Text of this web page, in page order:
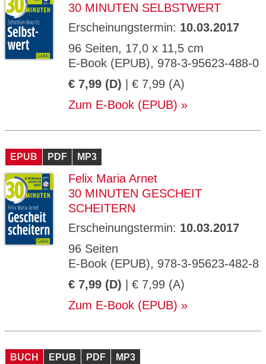
30 MINUTEN SELBSTWERT
Erscheinungstermin: 10.03.2017
96 Seiten, 17,0 x 11,5 cm
E-Book (EPUB), 978-3-95623-488-0
€ 7,99 (D) | € 7,99 (A)
Zum E-Book (EPUB)
EPUB PDF MP3
Felix Maria Arnet
30 MINUTEN GESCHEIT
SCHEITERN
Erscheinungstermin: 10.03.2017
96 Seiten
E-Book (EPUB), 978-3-95623-482-8
€ 7,99 (D) | € 7,99 (A)
Zum E-Book (EPUB)
BUCH EPUB PDF MP3